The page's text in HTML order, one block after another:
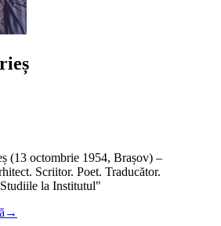
(13 octombrie 1954, Brașov) –
Scriitor. Poet. Traducător.
la Institutul"
→